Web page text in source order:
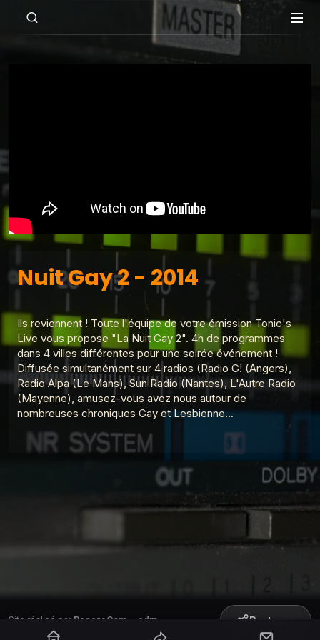
Nuit Gay 2 - 2014
Ils reviennent ! Toute l'équipe de votre émission Tonic's
Live vous propose "La Nuit Gay 2". 4h de programmes
dans 4 villes différentes pour une soirée événement !
Diffusée simultanément sur 4 radios (Radio G! (Angers),
Radio Alpa (Le Mans), Sun Radio (Nantes), L'Autre Radio
(Mayenne), amusez-vous avez nous autour de
nombreuses chroniques Gay et Lesbienne...
Site réalisé parRepereCom·adm Partager